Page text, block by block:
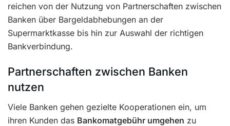
reichen von der Nutzung von Partnerschaften zwischen
Banken über Bargeldabhebungen an der
Supermarktkasse bis hin zur Auswahl der richtigen
Bankverbindung.
Partnerschaften zwischen Banken
nutzen
Viele Banken gehen gezielte Kooperationen ein, um
ihren Kunden das Bankomatgebühr umgehen zu